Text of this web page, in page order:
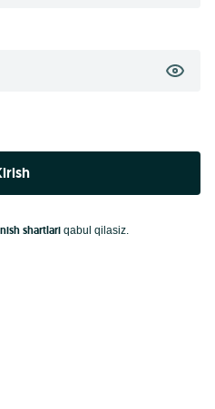
shartlariqabul qilasiz.